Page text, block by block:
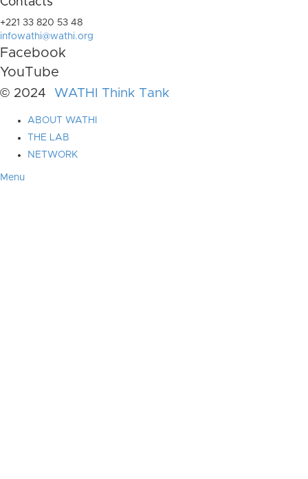
+221 33 820 53 48
infowathi@wathi.org
Facebook
YouTube
© 2024 WATHI Think Tank
ABOUT WATHI
THE LAB
NETWORK
Menu